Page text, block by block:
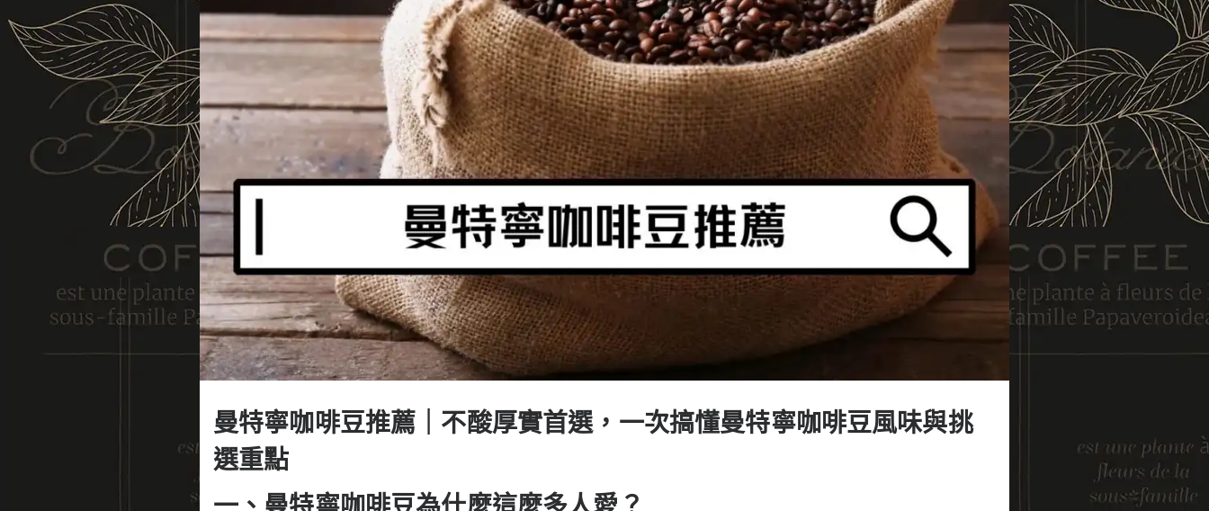
曼特寧咖啡豆推薦｜不酸厚實首選，一次搞懂曼特寧咖啡豆風味與挑
選重點